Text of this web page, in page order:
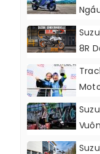
8R
Đồ